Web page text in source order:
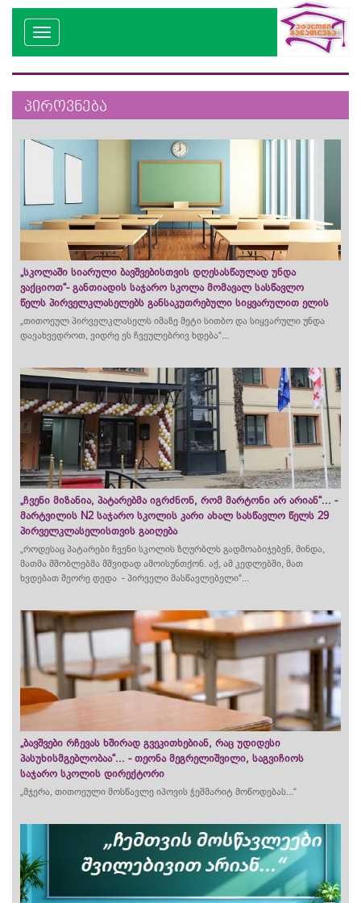
პიროვნება
„სკოლაში სიარული ბავშვებისთვის დღესასწაულად უნდა
ვაქციოთ“- განთიადის საჯარო სკოლა მომავალ სასწავლო
წელს პირველკლასელებს განსაკუთრებული სიყვარულით ელის
„თითოეულ პირველკლასელს იმაზე მეტი სითბო და სიყვარული უნდა
დავახვედროთ, ვიდრე ეს ჩვეულებრივ ხდება“...
„ჩვენი მიზანია, პატარებმა იგრძნონ, რომ მარტონი არ არიან“... -
მარტვილის N2 საჯარო სკოლის კარი ახალ სასწავლო წელს 29
პირველკლასელისთვის გაიღება
„როდესაც პატარები ჩვენი სკოლის ზღურბლს გადმოაბიჯებენ, მინდა,
მათმა მშობლებმა მშვიდად ამოისუნთქონ. აქ, ამ კედლებში, მათ
ხვდებათ მეორე დედა - პირველი მასწავლებელი“...
„ბავშვები რჩევას ხშირად გვეკითხებიან, რაც უდიდესი
პასუხისმგებლობაა“... - თეონა მეგრელიშვილი, საგვიჩიოს
საჯარო სკოლის დირექტორი
„მჯერა, თითოეული მოსწავლე იპოვის ჭეშმარიტ მოწოდებას...“